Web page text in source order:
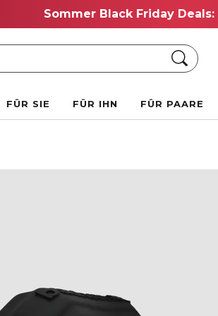
Sommer Black Friday Deals:
Suche
FÜR SIE FÜR IHN FÜR PAARE